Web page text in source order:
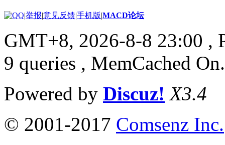
|举报|意见反馈|手机版|MACD论坛
GMT+8, 2026-8-8 23:00 ,
9 queries , MemCached On.
Powered by Discuz! X3.4
© 2001-2017 Comsenz Inc.